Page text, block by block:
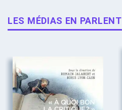
LES MÉDIAS EN PARLENT